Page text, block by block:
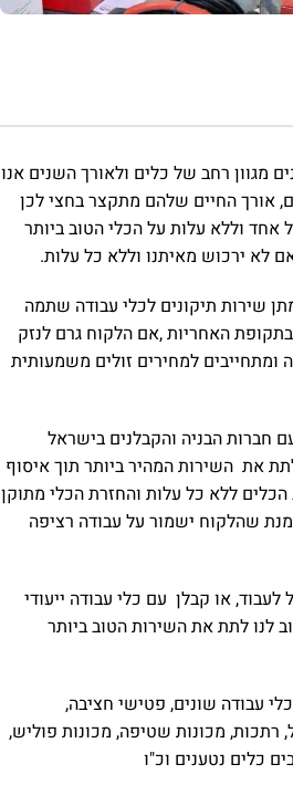
מגוון רחב של כלים ולאורך השנים אנו
אורך החיים שלהם מתקצר בחצי לכן
אחד וללא עלות על הכלי הטוב ביותר
לא ירכוש מאיתנו וללא כל עלות.
שירות תיקונים לכלי עבודה שתמה
האחריות ,אם הלקוח גרם לנזק
למחירים זולים משמעותית
חברות הבניה והקבלנים בישראל
את השירות המהיר ביותר תוך איסוף
ללא כל עלות והחזרת הכלי מתוקן
מנת שהלקוח ישמור על עבודה רציפה
לעבוד, או קבלן עם כלי עבודה ייעודי
לנו לתת את השירות הטוב ביותר
עבודה שונים, פטישי חציבה,
רתכות, מכונות שטיפה, מכונות פוליש,
כלים נטענים וכ"ו